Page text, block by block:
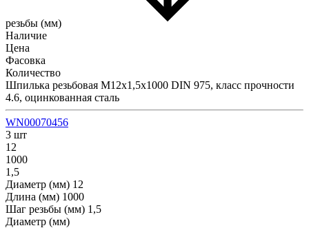
резьбы (мм)
Наличие
Цена
Фасовка
Количество
Шпилька резьбовая М12х1,5х1000 DIN 975, класс прочности
4.6, оцинкованная сталь
WN00070456
3 шт
12
1000
1,5
Диаметр (мм) 12
Длина (мм) 1000
Шаг резьбы (мм) 1,5
Диаметр (мм)